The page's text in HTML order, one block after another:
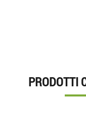
PRODOTTI